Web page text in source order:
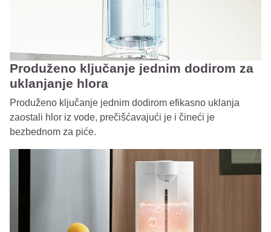
Produženo ključanje jednim dodirom za
uklanjanje hlora
Produženo ključanje jednim dodirom efikasno uklanja
zaostali hlor iz vode, prečišćavajući je i čineći je
bezbednom za piće.